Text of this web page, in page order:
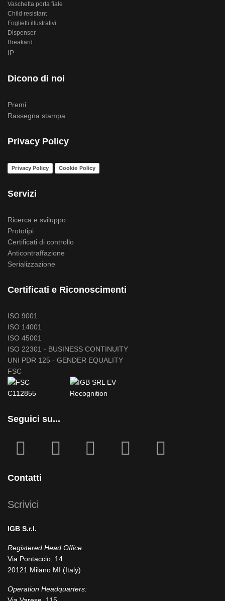
Vaschetta porta fiale
Child resistant
Foglietti illustrativi
Dispenser
Breakard
IP
Dicono di noi
Premi
Rassegna stampa
Privacy Policy
Privacy Policy Cookie Policy
Servizi
Ricerca e sviluppo
Prototipi
Certificati di controllo
Anticontraffazione
Serializzazione
Certificati e Riconoscimenti
ISO 9001
ISO 14001
ISO 45001
ISO 22301 - BUSINESS CONTINUITY
UNI PDR 125 - GENDER EQUALITY
FSC
Seguici su...
square
Contatti
Scrivici
IGB S.r.l.
Registered Head Office:
Via Pontaccio, 14
20121 Milano MI (Italy)
Operation Headquarters: